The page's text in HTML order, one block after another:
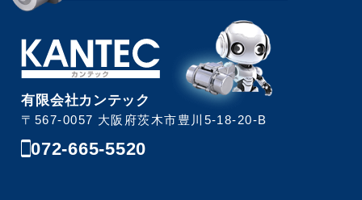
有限会社カンテック
〒567-0057 大阪府茨木市豊川5-18-20-B
072-665-5520